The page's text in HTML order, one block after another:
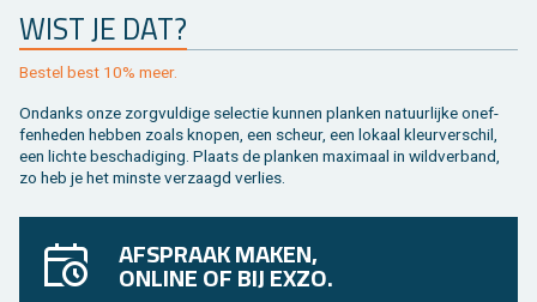
WIST JE DAT?
Be­stel best 10% meer.
On­danks onze zorg­vul­di­ge se­lec­tie kun­nen plan­ken na­tuur­lij­ke on­ef­
fen­he­den heb­ben zoals kno­pen, een scheur, een lo­kaal kleur­ver­schil,
een lich­te be­scha­di­ging. Plaats de plan­ken maxi­maal in wild­ver­band,
zo heb je het min­ste ver­zaagd ver­lies.
AFSPRAAK MAKEN,
ONLINE OF BIJ EXZO.